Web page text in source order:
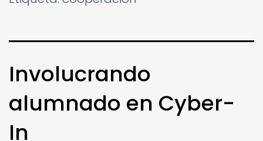
Involucrando
alumnado en Cyber-
In